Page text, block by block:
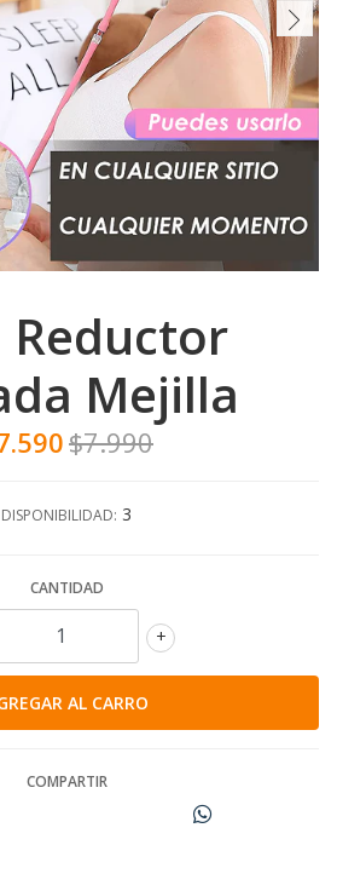
Reductor
Mejilla
$7.990
DISPONIBILIDAD: 3
CANTIDAD
+
COMPARTIR